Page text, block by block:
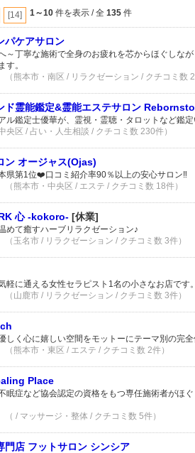
[14] 1～10 件を表示 / 全 135 件
パケアサロン
～丁寧な施術で全身のお疲れを芯からほぐしな
す。
（熊本市・南区 / リラクゼーション / クチコミ数
ド霊能鑑定&霊能エステサロン
ル鑑定士優華が、霊視・霊聴・タロットなど鑑
央区 / 占い・人生相談 / クチコミ数 230件）
ン オージャス(Ojas)
県第1位❤️口コミ紹介率90％以上の安心サロン‼️
（熊本市・中央区 / エステ / クチコミ数 18件）
心 -kokoro- [休業]
めて癒すハーブリラクゼーション♪
（玉名市 / リラクゼーション / クチコミ数 3件）
軽に通える女性セラピスト1名の小さなお店です
（山鹿市 / リラクゼーション / クチコミ数 3件）
しく心に嬉しい空間をモットーにテーマ別の完
（熊本市・東区 / エステ / クチコミ数 2件）
Place
眠症など協会認定の資格をもつ専任施術者がほ
（ / マッサージ・整体 / クチコミ数 5件）
門店 フットサロン シンシア